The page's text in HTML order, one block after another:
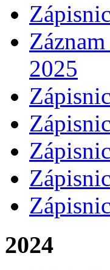
2025
2024